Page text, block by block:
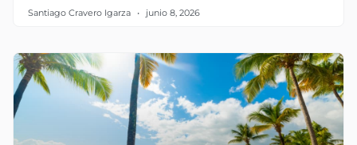
Santiago Cravero Igarza junio 8, 2026